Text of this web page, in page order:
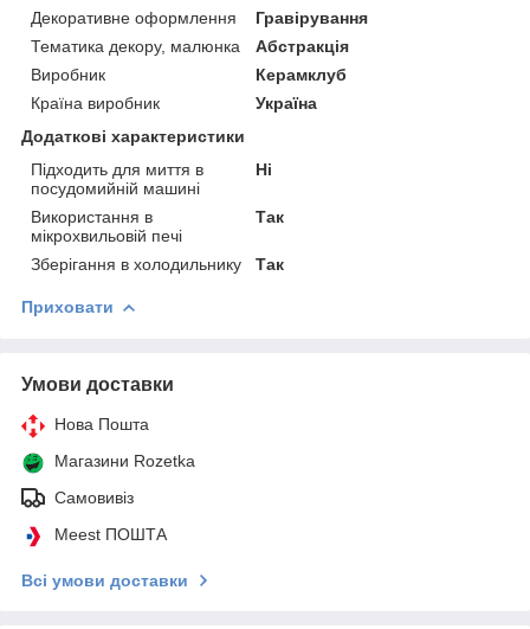
Декоративне оформлення
Гравірування
Тематика декору, малюнка
Абстракція
Виробник
Керамклуб
Країна виробник
Україна
Додаткові характеристики
Підходить для миття в
посудомийній машині
Ні
Використання в
мікрохвильовій печі
Так
Зберігання в холодильнику Так
Приховати
Умови доставки
Нова Пошта
Магазини Rozetka
Самовивіз
Meest ПОШТА
Всі умови доставки